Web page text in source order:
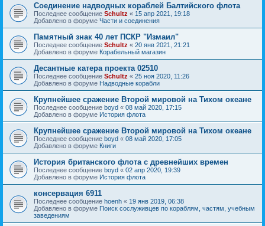
Соединение надводных кораблей Балтийского флота
Последнее сообщение Schultz « 15 апр 2021, 19:18
Добавлено в форуме Части и соединения
Памятный знак 40 лет ПСКР "Измаил"
Последнее сообщение Schultz « 20 янв 2021, 21:21
Добавлено в форуме Корабельный магазин
Десантные катера проекта 02510
Последнее сообщение Schultz « 25 ноя 2020, 11:26
Добавлено в форуме Надводные корабли
Крупнейшее сражение Второй мировой на Тихом океане
Последнее сообщение boyd « 08 май 2020, 17:15
Добавлено в форуме История флота
Крупнейшее сражение Второй мировой на Тихом океане
Последнее сообщение boyd « 08 май 2020, 17:05
Добавлено в форуме Книги
История британского флота с древнейших времен
Последнее сообщение boyd « 02 апр 2020, 19:39
Добавлено в форуме История флота
консервация 6911
Последнее сообщение hoenh « 19 янв 2019, 06:38
Добавлено в форуме Поиск сослуживцев по кораблям, частям, учебным
заведениям